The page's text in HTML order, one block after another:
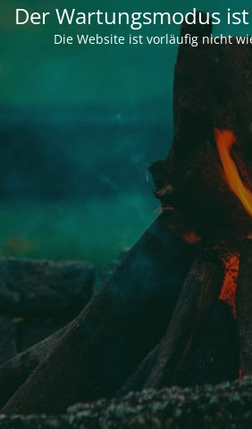
Der Wartungsmodus
Die Website ist vorläufig nicht